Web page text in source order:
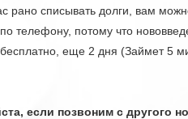
рано списывать долги, вам
телефону, потому что
еще 2 дня (Займет 5
если позвоним с другого